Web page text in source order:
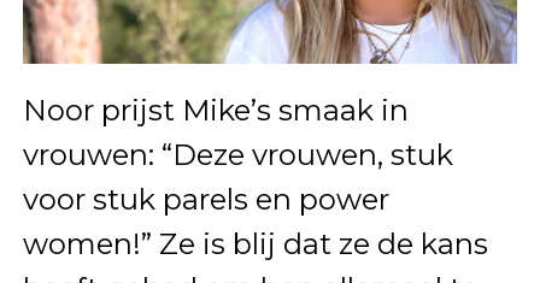
Noor prijst Mike’s smaak in
vrouwen: “Deze vrouwen, stuk
voor stuk parels en power
women!” Ze is blij dat ze de kans